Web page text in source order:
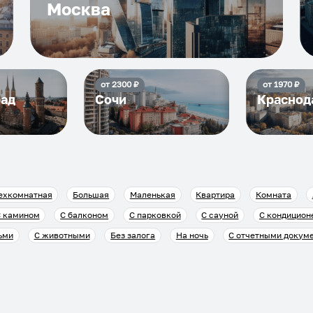
Москва
от 2300₽
Сочи
от 1970₽
Большая Маленькая Квартира Комната
камином С балконом С парковкой С сауной
С
С животными Без залога На ночь С отчетными